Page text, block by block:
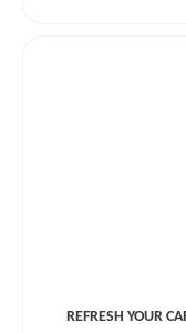
REFRESH YOUR